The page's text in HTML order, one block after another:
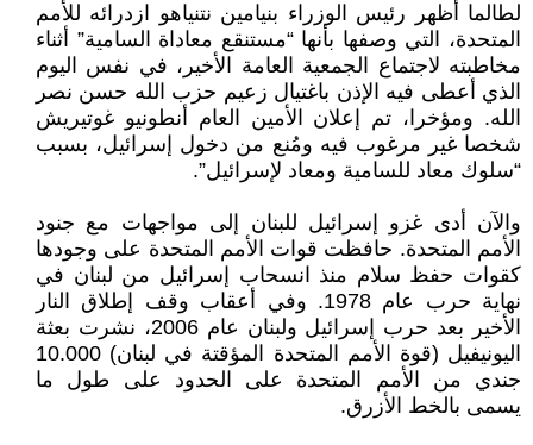
لطالما أظهر رئيس الوزراء بنيامين نتنياهو ازدرائه للأمم
المتحدة، التي وصفها بأنها “مستنقع معاداة السامية” أثناء
مخاطبته لاجتماع الجمعية العامة الأخير، في نفس اليوم
الذي أعطى فيه الإذن باغتيال زعيم حزب الله حسن نصر
الله. ومؤخرا، تم إعلان الأمين العام أنطونيو غوتيريش
شخصا غير مرغوب فيه ومُنع من دخول إسرائيل، بسبب
“سلوك معاد للسامية ومعاد لإسرائيل”.
والآن أدى غزو إسرائيل للبنان إلى مواجهات مع جنود
الأمم المتحدة. حافظت قوات الأمم المتحدة على وجودها
كقوات حفظ سلام منذ انسحاب إسرائيل من لبنان في
نهاية حرب عام 1978. وفي أعقاب وقف إطلاق النار
الأخير بعد حرب إسرائيل ولبنان عام 2006، نشرت بعثة
اليونيفيل (قوة الأمم المتحدة المؤقتة في لبنان) 10.000
جندي من الأمم المتحدة على الحدود على طول ما
يسمى بالخط الأزرق.